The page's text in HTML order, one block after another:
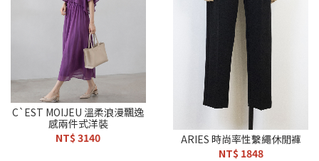
C`EST MOIJEU 溫柔浪漫飄逸
感兩件式洋裝
NT$ 3140
ARIES 時尚率性繫繩休閒褲
NT$ 1848